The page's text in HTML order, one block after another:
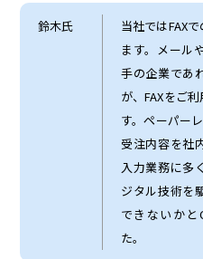
鈴木氏
当社ではFAX
ます。メール
手の企業であ
が、FAXをご
す。ペーパー
受注内容を社
入力業務に多
ジタル技術を
できないかと
た。